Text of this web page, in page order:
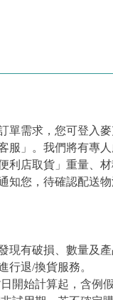
單需求，您可登入
服」。我們將有專
利店取貨」重量、
知您，待確認配送
現有破損、數量及
行退/換貨服務。
開始計算起，含例假